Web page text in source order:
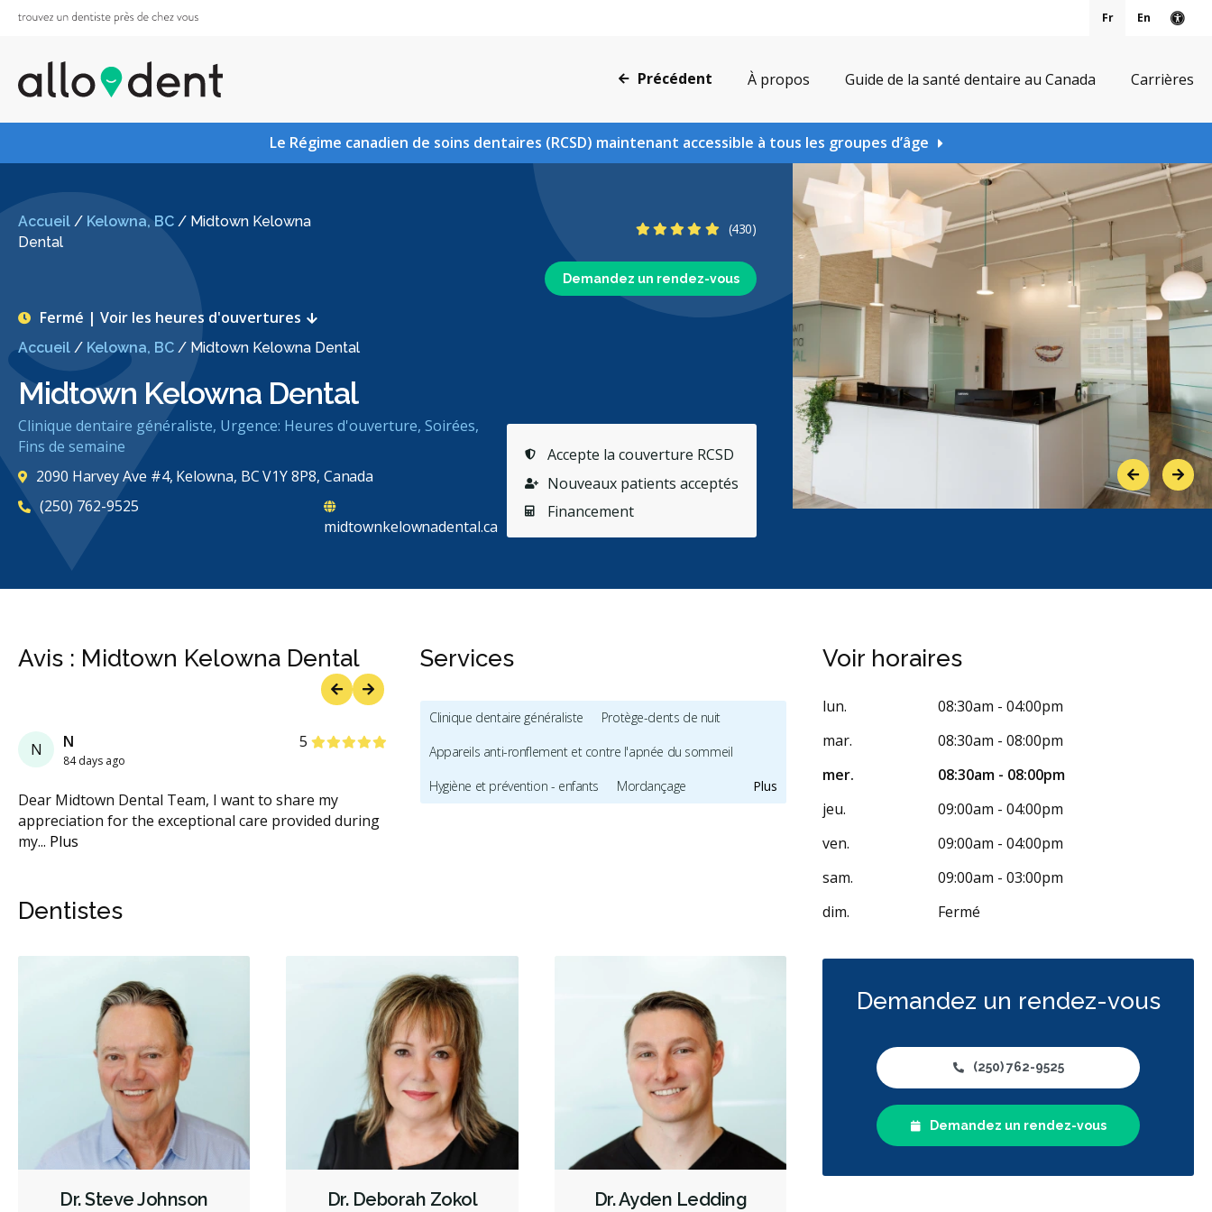
Fr En
Précédent À propos Guide de la santé dentaire au Canada Carrières
Le Régime canadien de soins dentaires (RCSD) maintenant accessible à tous les groupes d’âge
Accueil / Kelowna, BC / Midtown Kelowna
Dental
Accueil / Kelowna, BC / Midtown Kelowna Dental
Midtown Kelowna Dental
Clinique dentaire généraliste, Urgence: Heures d'ouverture, Soirées,
Fins de semaine
Accepte la couverture RCSD
Nouveaux patients acceptés
Financement
4.8 étoiles
(430)
Demandez un rendez-vous
Fermé | Voir les heures d'ouvertures
2090 Harvey Ave #4, Kelowna, BC V1Y 8P8, Canada
(250) 762-9525
midtownkelownadental.ca
PreviousNext
Avis : Midtown Kelowna Dental
N N
84 days ago
5étoiles
Dear Midtown Dental Team, I want to share my
appreciation for the exceptional care provided during
my... Plus
P Payton Parke
90 days ago
5étoiles
Did a great job making sure my tooth looked straight
when I got my front tooth chip filled in! They... Plus
étoiles
étoiles
étoiles
Services
Plus
Clinique dentaire généraliste
Protège-dents de nuit
Appareils anti-ronflement et contre l'apnée du sommeil
Hygiène et prévention - enfants
Mordançage
Radiographies traditionnelles
Empreintes dentaires numériques
Urgence durant les heures de clinique
Urgence - soir
Urgence - Fins de semaine
Traitement de canal
Greffe osseuse
Chirurgie endodontique
Extractions de dents et de dents de sagesse
Frénectomies
Élévations sinusales
Invisalign
Examens buccaux
Dentistes
Dr. Steve Johnson Dr. Deborah Zokol Dr. Ayden Ledding
Voir horaires
lun.
08:30am - 04:00pm
mar.
08:30am - 08:00pm
mer.
08:30am - 08:00pm
jeu.
09:00am - 04:00pm
ven.
09:00am - 04:00pm
sam.
09:00am - 03:00pm
dim.
Fermé
Demandez un rendez-vous
(250) 762-9525
Demandez un rendez-vous